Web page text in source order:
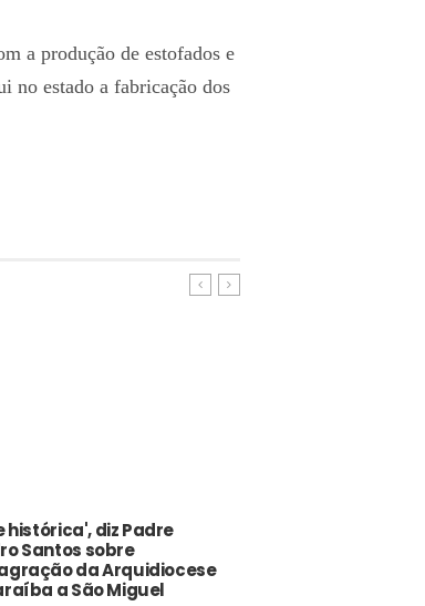
a produção de estofados e
no estado a fabricação dos
histórica', diz Padre
Santos sobre
da Arquidiocese
a São Miguel